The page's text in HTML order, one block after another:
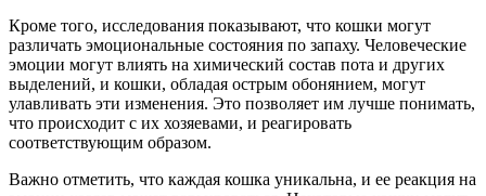
Кроме того, исследования показывают, что кошки могут
различать эмоциональные состояния по запаху. Человеческие
эмоции могут влиять на химический состав пота и других
выделений, и кошки, обладая острым обонянием, могут
улавливать эти изменения. Это позволяет им лучше понимать,
что происходит с их хозяевами, и реагировать
соответствующим образом.
Важно отметить, что каждая кошка уникальна, и ее реакция на